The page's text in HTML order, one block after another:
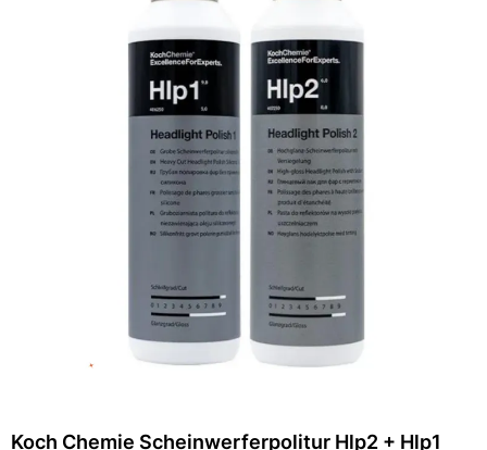
Koch Chemie Scheinwerferpolitur Hlp2 + Hlp1